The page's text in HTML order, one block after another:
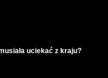
uciekać z kraju?